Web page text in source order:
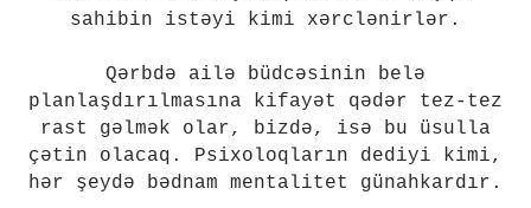
sahibin istəyi kimi xərclənirlər.
Qərbdə ailə büdcəsinin belə
planlaşdırılmasına kifayət qədər tez-tez
rast gəlmək olar, bizdə, isə bu üsulla
çətin olacaq. Psixoloqların dediyi kimi,
hər şeydə bədnam mentalitet günahkardır.